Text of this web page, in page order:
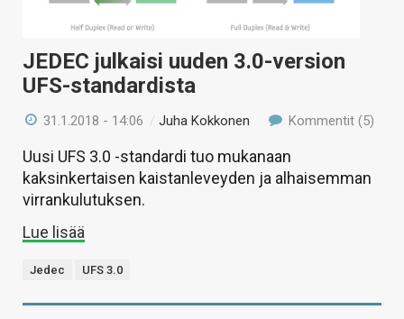
JEDEC julkaisi uuden 3.0-version
UFS-standardista
31.1.2018 - 14:06 /Juha Kokkonen Kommentit (5)
Uusi UFS 3.0 -standardi tuo mukanaan
kaksinkertaisen kaistanleveyden ja alhaisemman
virrankulutuksen.
Lue lisää
Jedec UFS 3.0